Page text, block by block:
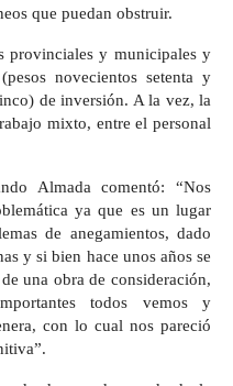
que puedan obstruir.
provinciales y municipales y
novecientos setenta y
de inversión. A la vez, la
mixto, entre el personal
Almada comentó: “Nos
ya que es un lugar
de anegamientos, dado
y si bien hace unos años se
una obra de consideración,
todos vemos y
con lo cual nos pareció